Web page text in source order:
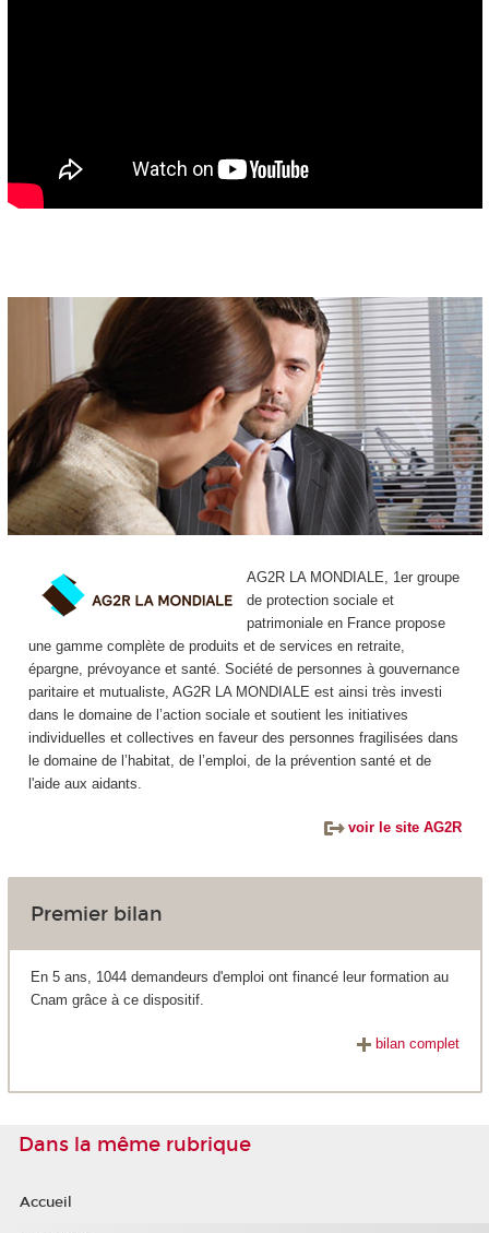
AG2R LA MONDIALE, 1er groupe
de protection sociale et
patrimoniale en France propose
une gamme complète de produits et de services en retraite,
épargne, prévoyance et santé. Société de personnes à gouvernance
paritaire et mutualiste, AG2R LA MONDIALE est ainsi très investi
dans le domaine de l’action sociale et soutient les initiatives
individuelles et collectives en faveur des personnes fragilisées dans
le domaine de l’habitat, de l’emploi, de la prévention santé et de
l'aide aux aidants.
voir le site AG2R
Premier bilan
En 5 ans, 1044 demandeurs d'emploi ont financé leur formation au
Cnam grâce à ce dispositif.
bilan complet
Dans la même rubrique
Accueil